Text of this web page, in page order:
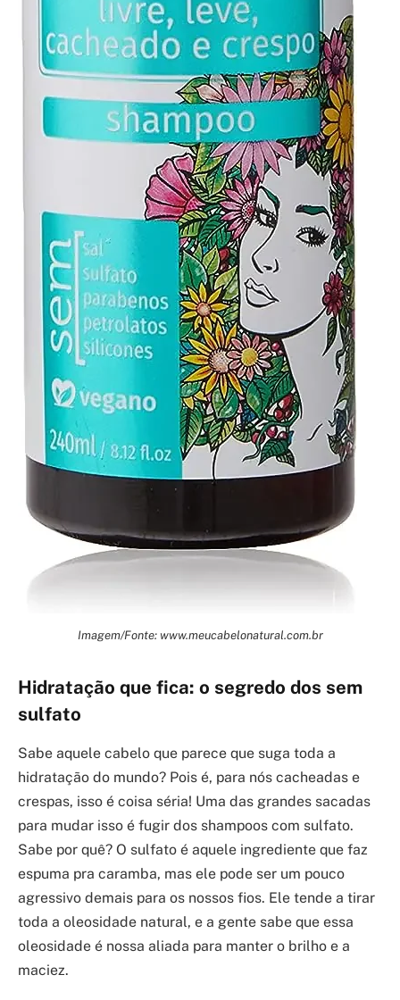
Imagem/Fonte: www.meucabelonatural.com.br
Hidratação que fica: o segredo dos sem
sulfato
Sabe aquele cabelo que parece que suga toda a
hidratação do mundo? Pois é, para nós cacheadas e
crespas, isso é coisa séria! Uma das grandes sacadas
para mudar isso é fugir dos shampoos com sulfato.
Sabe por quê? O sulfato é aquele ingrediente que faz
espuma pra caramba, mas ele pode ser um pouco
agressivo demais para os nossos fios. Ele tende a tirar
toda a oleosidade natural, e a gente sabe que essa
oleosidade é nossa aliada para manter o brilho e a
maciez.